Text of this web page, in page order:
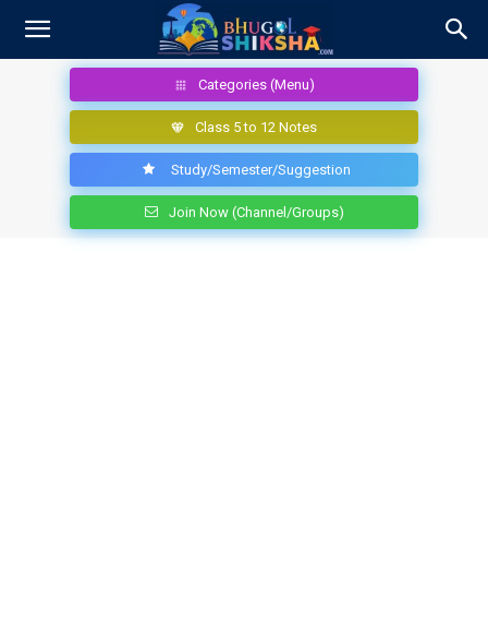
Categories (Menu)
Class 5 to 12 Notes
Study/Semester/Suggestion
Join Now (Channel/Groups)